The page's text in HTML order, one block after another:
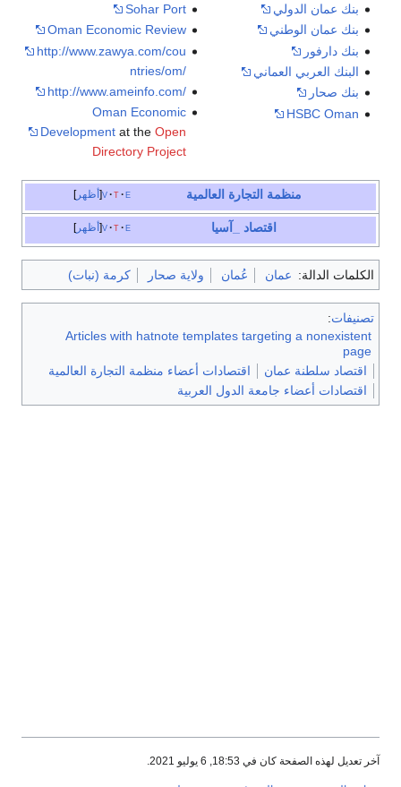
بنك عمان الدولي
بنك عمان الوطني
بنك دارفور
البنك العربي العماني
بنك صحار
HSBC Oman
Sohar Port
Oman Economic Review
http://www.zawya.com/cou
ntries/om/
http://www.ameinfo.com/
Oman Economic
Developmentat the Open
Directory Project
أظهر v t e منظمة التجارة العالمية
أظهر v t e اقتصاد _آسيا
الكلمات الدالة: عمان عُمان ولاية صحار كرمة (نبات)
تصنيفات:
Articles with hatnote templates targeting a nonexistent
page
اقتصاد سلطنة عمان
اقتصادات أعضاء منظمة التجارة العالمية
اقتصادات أعضاء جامعة الدول العربية
آخر تعديل لهذه الصفحة كان في 18:53, 6 يوليو 2021.